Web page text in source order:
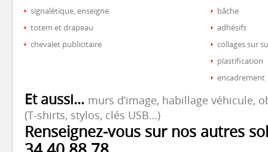
signalétique, enseigne
totem et drapeau
chevalet publicitaire
bâche
adhésifs
collages sur
plastification
encadrement
Et aussi… murs d’image, habillage véhicule,
(T-shirts, stylos, clés USB…)
Renseignez-vous sur nos autres